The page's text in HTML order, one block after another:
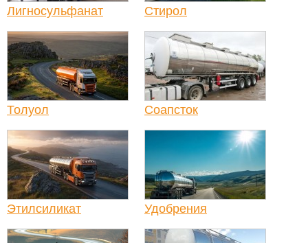
Лигносульфанат Стирол
Толуол Соапсток
Этилсиликат Удобрения